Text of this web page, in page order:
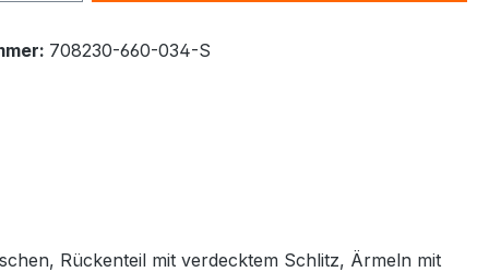
708230-660-034-S
Rückenteil mit verdecktem Schlitz, Ärmeln mit